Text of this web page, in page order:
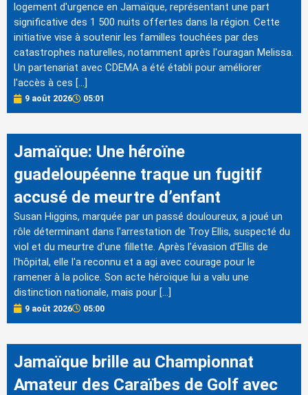
logement d'urgence en Jamaïque, représentant une part
significative des 1 500 nuits offertes dans la région. Cette
initiative vise à soutenir les familles touchées par des
catastrophes naturelles, notamment après l'ouragan Melissa.
Un partenariat avec CDEMA a été établi pour améliorer
l'accès à ces […]
9 août 2026 05:01
Jamaïque: Une héroïne
guadeloupéenne traque un fugitif
accusé de meurtre d’enfant
Susan Higgins, marquée par un passé douloureux, a joué un
rôle déterminant dans l'arrestation de Troy Ellis, suspecté du
viol et du meurtre d'une fillette. Après l'évasion d'Ellis de
l'hôpital, elle l'a reconnu et a agi avec courage pour le
ramener à la police. Son acte héroïque lui a valu une
distinction nationale, mais pour […]
9 août 2026 05:00
Jamaïque brille au Championnat
Amateur des Caraïbes de Golf avec